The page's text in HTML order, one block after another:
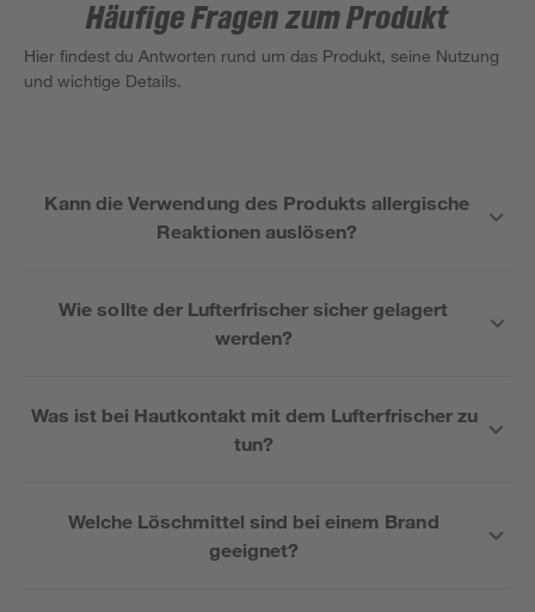
Häufige Fragen zum Produkt
Hier findest du Antworten rund um das Produkt, seine Nutzung
und wichtige Details.
Kann die Verwendung des Produkts allergische
Reaktionen auslösen?
Wie sollte der Lufterfrischer sicher gelagert
werden?
Was ist bei Hautkontakt mit dem Lufterfrischer zu
tun?
Welche Löschmittel sind bei einem Brand
geeignet?